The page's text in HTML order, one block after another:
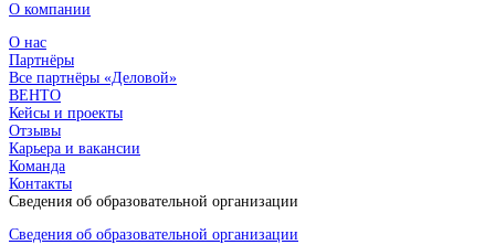
О компании
О нас
Партнёры
Все партнёры «Деловой»
ВЕНТО
Кейсы и проекты
Отзывы
Карьера и вакансии
Команда
Контакты
Сведения об образовательной организации
Сведения об образовательной организации